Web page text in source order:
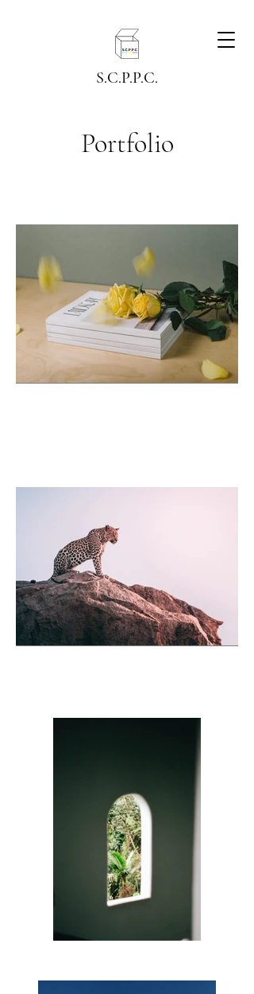
S.C.P.P.C.
Portfolio